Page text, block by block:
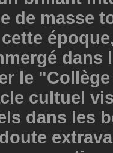
de masse
dans
le
cultuel
dans les